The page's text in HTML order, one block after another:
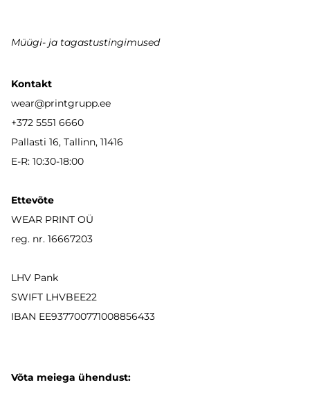
Müügi- ja tagastustingimused
Kontakt
wear@printgrupp.ee
+372 5551 6660
Pallasti 16, Tallinn, 11416
E-R: 10:30-18:00
Ettevõte
WEAR PRINT OÜ
reg. nr. 16667203
LHV Pank
SWIFT LHVBEE22
IBAN EE937700771008856433
Võta meiega ühendust: